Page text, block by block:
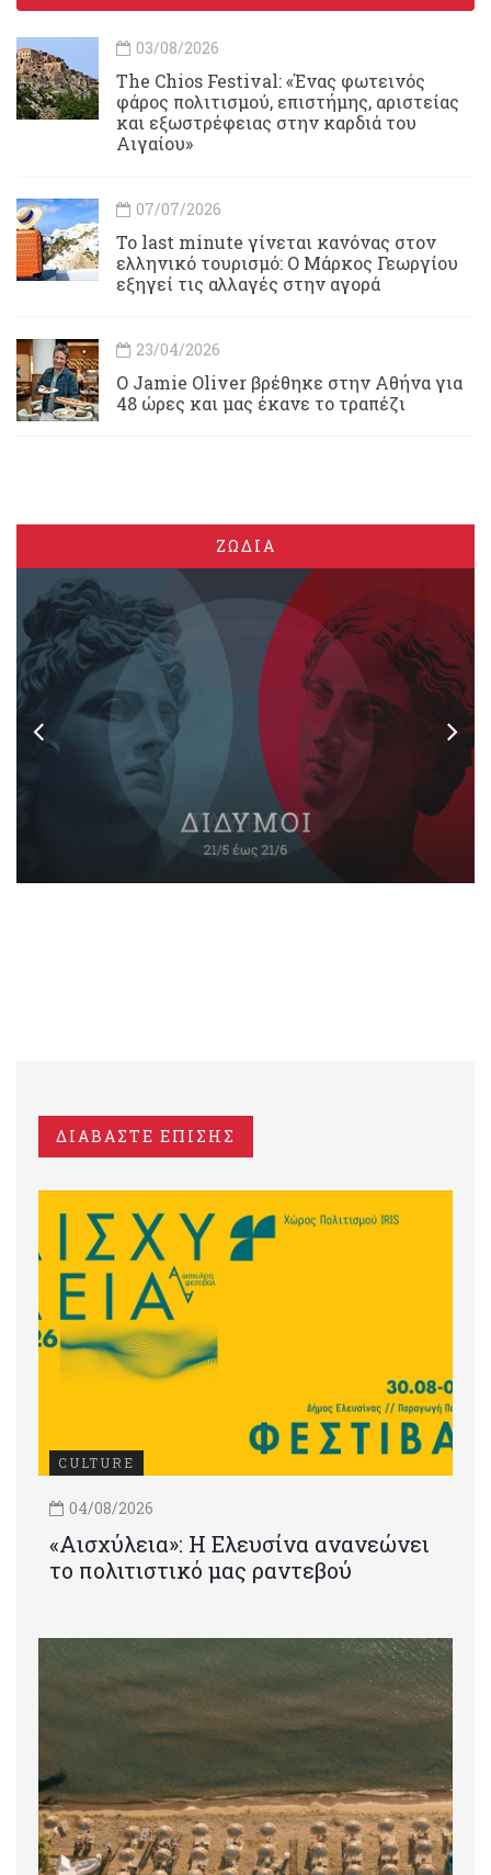
03/08/2026
Τhe Chios Festival: «Ένας φωτεινός
φάρος πολιτισμού, επιστήμης, αριστείας
και εξωστρέφειας στην καρδιά του
Αιγαίου»
07/07/2026
Το last minute γίνεται κανόνας στον
ελληνικό τουρισμό: Ο Μάρκος Γεωργίου
εξηγεί τις αλλαγές στην αγορά
23/04/2026
Ο Jamie Oliver βρέθηκε στην Αθήνα για
48 ώρες και μας έκανε το τραπέζι
ΖΩΔΙΑ
ΔΙΑΒΑΣΤΕ ΕΠΙΣΗΣ
CULTURE
04/08/2026
«Αισχύλεια»: Η Ελευσίνα ανανεώνει
το πολιτιστικό μας ραντεβού